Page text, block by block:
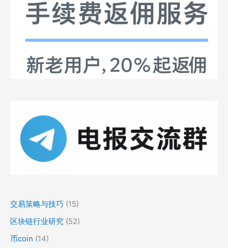
交易策略与技巧 (15)
区块链行业研究 (52)
币coin (14)